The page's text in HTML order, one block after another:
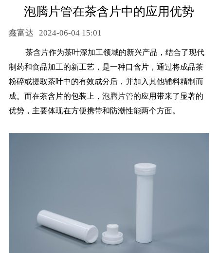
联系我们
药品信息查询
泡腾片管在茶含片中的应用优势
鑫富达 2024-06-04 15:01
茶含片作为茶叶深加工领域的新兴产品，结合了现代
制药和食品加工的新工艺，是一种口含片，通过将成品茶
粉碎或提取茶叶中的有效成分后，并加入其他辅料精制而
成。而在茶含片的包装上， 泡腾片管的应用带来了显著的
优势，主要体现在方便携带和防潮性能两个方面。